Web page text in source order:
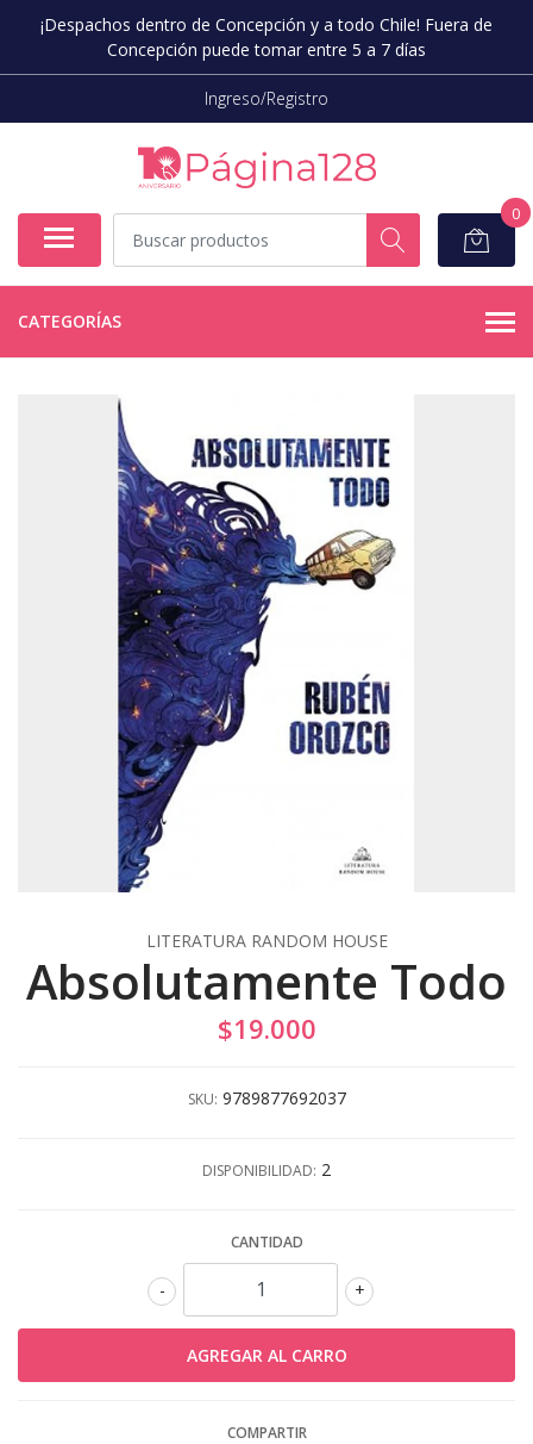
¡Despachos dentro de Concepción y a todo Chile! Fuera de
Concepción puede tomar entre 5 a 7 días
Ingreso/Registro
0
CATEGORÍAS
LITERATURA RANDOM HOUSE
Absolutamente Todo
$19.000
SKU: 9789877692037
DISPONIBILIDAD: 2
CANTIDAD
+
-
COMPARTIR